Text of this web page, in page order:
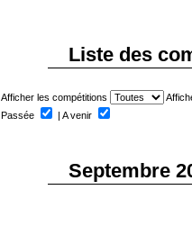
Liste des
Afficher les compétitions
Passée
| A venir
Septembre